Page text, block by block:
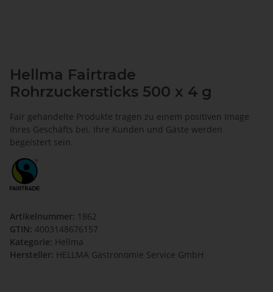
Hellma Fairtrade
Rohrzuckersticks 500 x 4 g
Fair gehandelte Produkte tragen zu einem positiven Image
Ihres Geschäfts bei. Ihre Kunden und Gäste werden
begeistert sein.
Artikelnummer: 1862
GTIN: 4003148676157
Kategorie: Hellma
Hersteller: HELLMA Gastronomie Service GmbH